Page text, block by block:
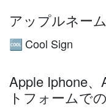
アップルネーム
🆒 Cool Sign
Apple Iphone
トフォームで